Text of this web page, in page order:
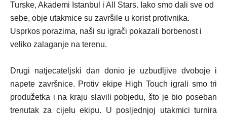
Turske, Akademi Istanbul i All Stars. Iako smo dali sve od
sebe, obje utakmice su završile u korist protivnika.
Usprkos porazima, naši su igrači pokazali borbenost i
veliko zalaganje na terenu.
Drugi natjecateljski dan donio je uzbudljive dvoboje i
napete završnice. Protiv ekipe High Touch igrali smo tri
produžetka i na kraju slavili pobjedu, što je bio poseban
trenutak za cijelu ekipu. U posljednjoj utakmici turnira